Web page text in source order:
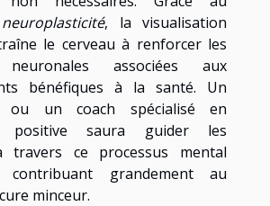
neuroplasticité, la visualisation
le cerveau à renforcer les
neuronales associées aux
bénéfiques à la santé. Un
ou un coach spécialisé en
positive saura guider les
travers ce processus mental
contribuant grandement au
minceur.